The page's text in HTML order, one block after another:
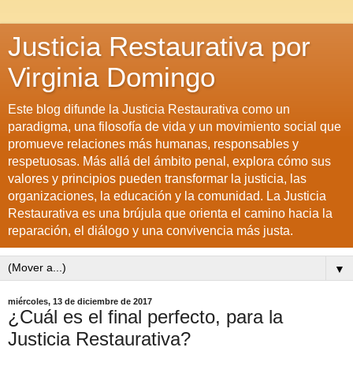
Justicia Restaurativa por
Virginia Domingo
Este blog difunde la Justicia Restaurativa como un
paradigma, una filosofía de vida y un movimiento social que
promueve relaciones más humanas, responsables y
respetuosas. Más allá del ámbito penal, explora cómo sus
valores y principios pueden transformar la justicia, las
organizaciones, la educación y la comunidad. La Justicia
Restaurativa es una brújula que orienta el camino hacia la
reparación, el diálogo y una convivencia más justa.
▼
miércoles, 13 de diciembre de 2017
¿Cuál es el final perfecto, para la
Justicia Restaurativa?